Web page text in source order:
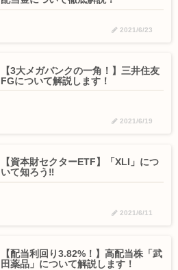
2021/6/23
【3大メガバンクの一角！】三井住友
FGについて解説します！
2021/6/19
【資本財セクターETF】「XLI」につ
いて知ろう‼️
2021/6/11
【配当利回り3.82%！】高配当株「武
田薬品」について解説します！